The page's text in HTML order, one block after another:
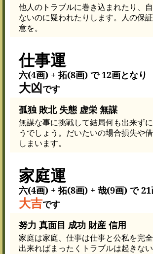
他人のトラブルに巻き込まれたり、
ないのに疑われたりします。人の保
意を。
仕事運
六(4画) + 拓(8画) で 12画となり
大凶です
孤独 敗北 失態 虚栄 無謀
無謀な事に挑戦して結局何も出来ず
うでしょう。だいたいの場合損失や
しまいます。
家庭運
六(4画) + 拓(8画) + 哉(9画) で 21
大吉です
努力 真面目 成功 財産 信用
家庭は家庭、仕事は仕事と公私を完
出来ればまったくトラブルは起きない